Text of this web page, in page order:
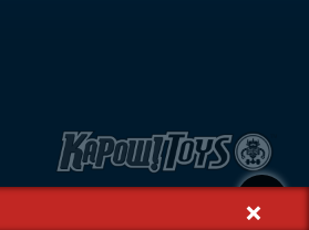
NR19 1SX | VAT GB 948221025 +